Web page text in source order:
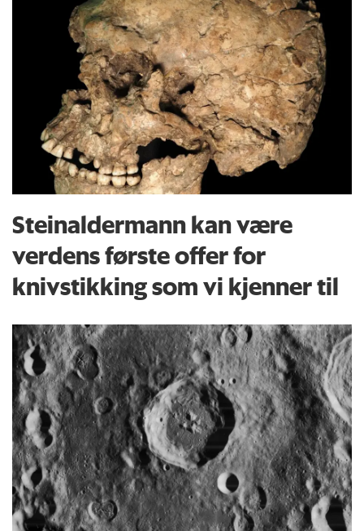
Steinaldermann kan være
verdens første offer for
knivstikking som vi kjenner til